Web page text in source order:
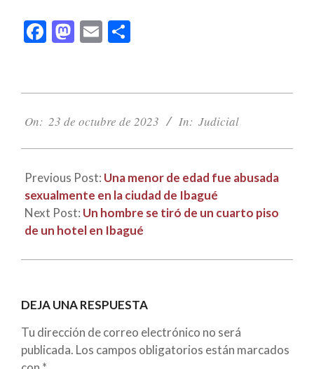
Facebook
Mastodon
Email
10-
On: 23 de octubre de 2023 In: Judicial
Previous Post: Una menor de edad fue abusada
sexualmente en la ciudad de Ibagué
Next Post: Un hombre se tiró de un cuarto piso
de un hotel en Ibagué
DEJA UNA RESPUESTA
Tu dirección de correo electrónico no será
publicada. Los campos obligatorios están marcados